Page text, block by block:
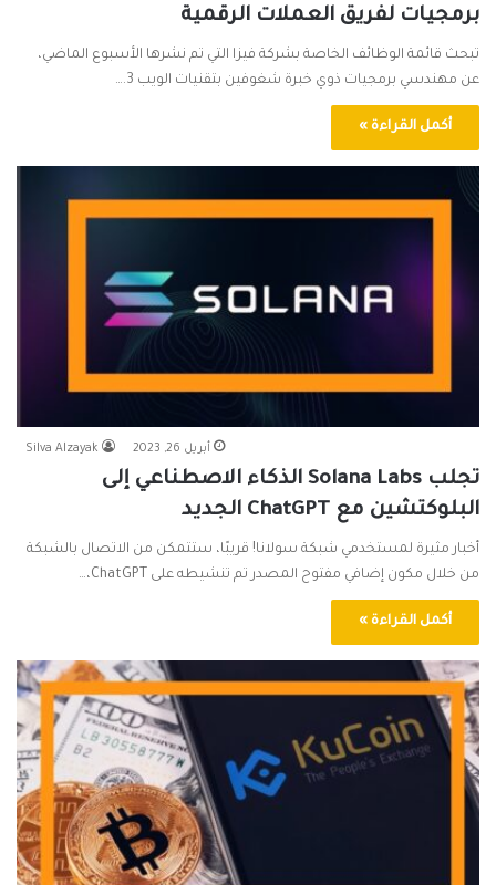
برمجيات لفريق العملات الرقمية
تبحث قائمة الوظائف الخاصة بشركة فيزا التي تم نشرها الأسبوع الماضي،
عن مهندسي برمجيات ذوي خبرة شغوفين بتقنيات الويب 3.…
أكمل القراءة »
Silva Alzayak أبريل 26, 2023
تجلب Solana Labs الذكاء الاصطناعي إلى
البلوكتشين مع ChatGPT الجديد
أخبار مثيرة لمستخدمي شبكة سولانا! قريبًا، ستتمكن من الاتصال بالشبكة
من خلال مكون إضافي مفتوح المصدر تم تنشيطه على ChatGPT،…
أكمل القراءة »